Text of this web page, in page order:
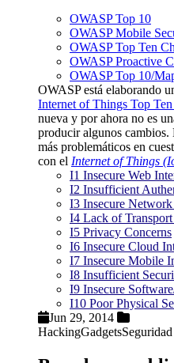
OWASP Top 10
OWASP Mobile
OWASP Top Ten
OWASP Proactive
OWASP Top 10/
OWASP está elaborando
Internet of Things Top
nueva y por ahora no es
producir algunos cambios.
más problemáticos en
con el Internet of Things
I1 Insecure Web
I2 Insufficient
I3 Insecure Network
I4 Lack of
I5 Privacy Concerns
I6 Insecure Cloud
I7 Insecure Mobile
I8 Insufficient
I9 Insecure
I10 Poor Physical
Jun 29, 2014
HackingGadgetsSeguridad